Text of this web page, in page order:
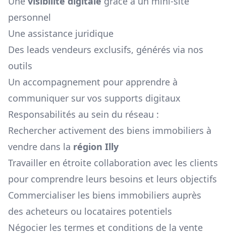
personnel
Une assistance juridique
Des leads vendeurs exclusifs, générés via nos
outils
Un accompagnement pour apprendre à
communiquer sur vos supports digitaux
Responsabilités au sein du réseau :
Rechercher activement des biens immobiliers à
vendre dans la région Illy
Travailler en étroite collaboration avec les clients
pour comprendre leurs besoins et leurs objectifs
Commercialiser les biens immobiliers auprès
des acheteurs ou locataires potentiels
Négocier les termes et conditions de la vente